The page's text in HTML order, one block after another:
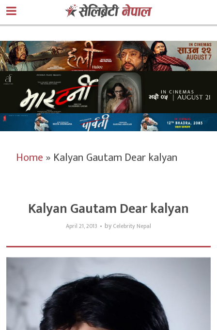
Home» Kalyan Gautam Dear kalyan
Kalyan Gautam Dear kalyan
April 21, 2013 by Celebrity Nepal